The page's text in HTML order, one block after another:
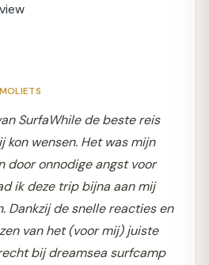
SurfaWhile de beste reis
kon wensen. Het was mijn
door onnodige angst voor
ik deze trip bijna aan mij
Dankzij de snelle reacties en
van het (voor mij) juiste
bij dreamsea surfcamp